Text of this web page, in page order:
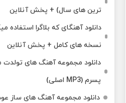
ترین های سال) + پخش آنلاین
دانلود آهنگای که بلاگرا استفاده
نسخه های کامل + پخش آنلاین
دانلود مجموعه آهنگ های تولدت
پسرم (MP3 اصلی)
دانلود مجموعه آهنگ های ساز